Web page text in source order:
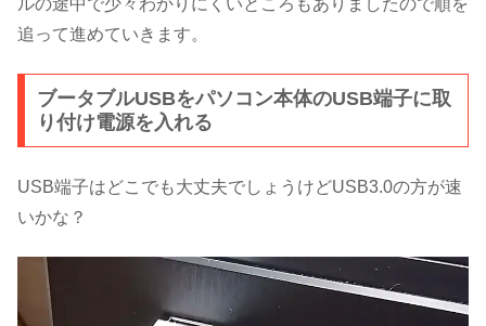
ルの途中で少々わかりにくいところもありましたので順を
追って進めていきます。
ブータブルUSBをパソコン本体のUSB端子に取
り付け電源を入れる
USB端子はどこでも大丈夫でしょうけどUSB3.0の方が速
いかな？